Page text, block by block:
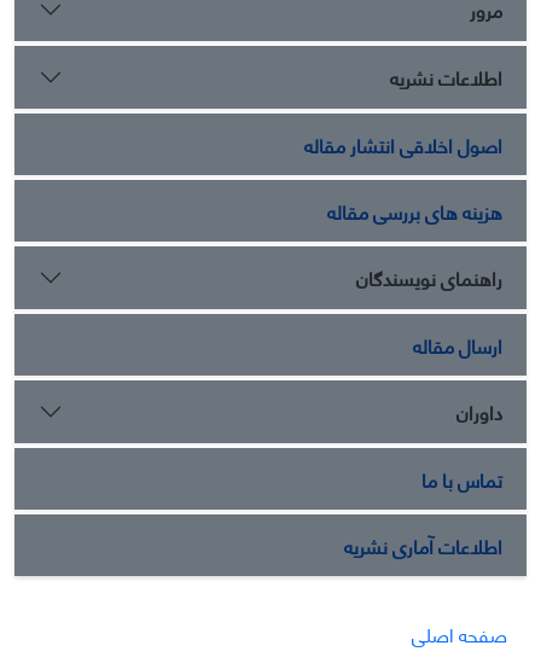
مرور
اطلاعات نشریه
اصول اخلاقی انتشار مقاله
هزینه های بررسی مقاله
راهنمای نویسندگان
ارسال مقاله
داوران
تماس با ما
اطلاعات آماری نشریه
صفحه اصلی